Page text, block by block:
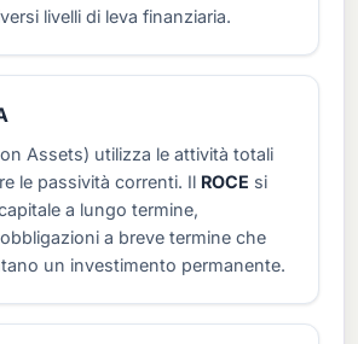
livelli di leva finanziaria.
Assets) utilizza le attività totali
le passività correnti. Il ROCE si
a lungo termine,
a breve termine che
un investimento permanente.